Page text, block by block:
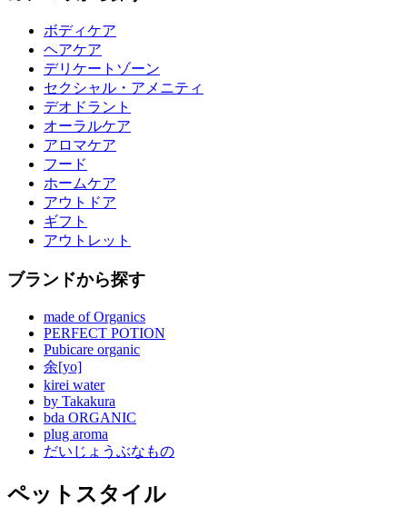
ボディケア
ヘアケア
デリケートゾーン
セクシャル・アメニティ
デオドラント
オーラルケア
アロマケア
フード
ホームケア
アウトドア
ギフト
アウトレット
ブランドから探す
made of Organics
PERFECT POTION
Pubicare organic
余[yo]
kirei water
by Takakura
bda ORGANIC
plug aroma
だいじょうぶなもの
ペットスタイル